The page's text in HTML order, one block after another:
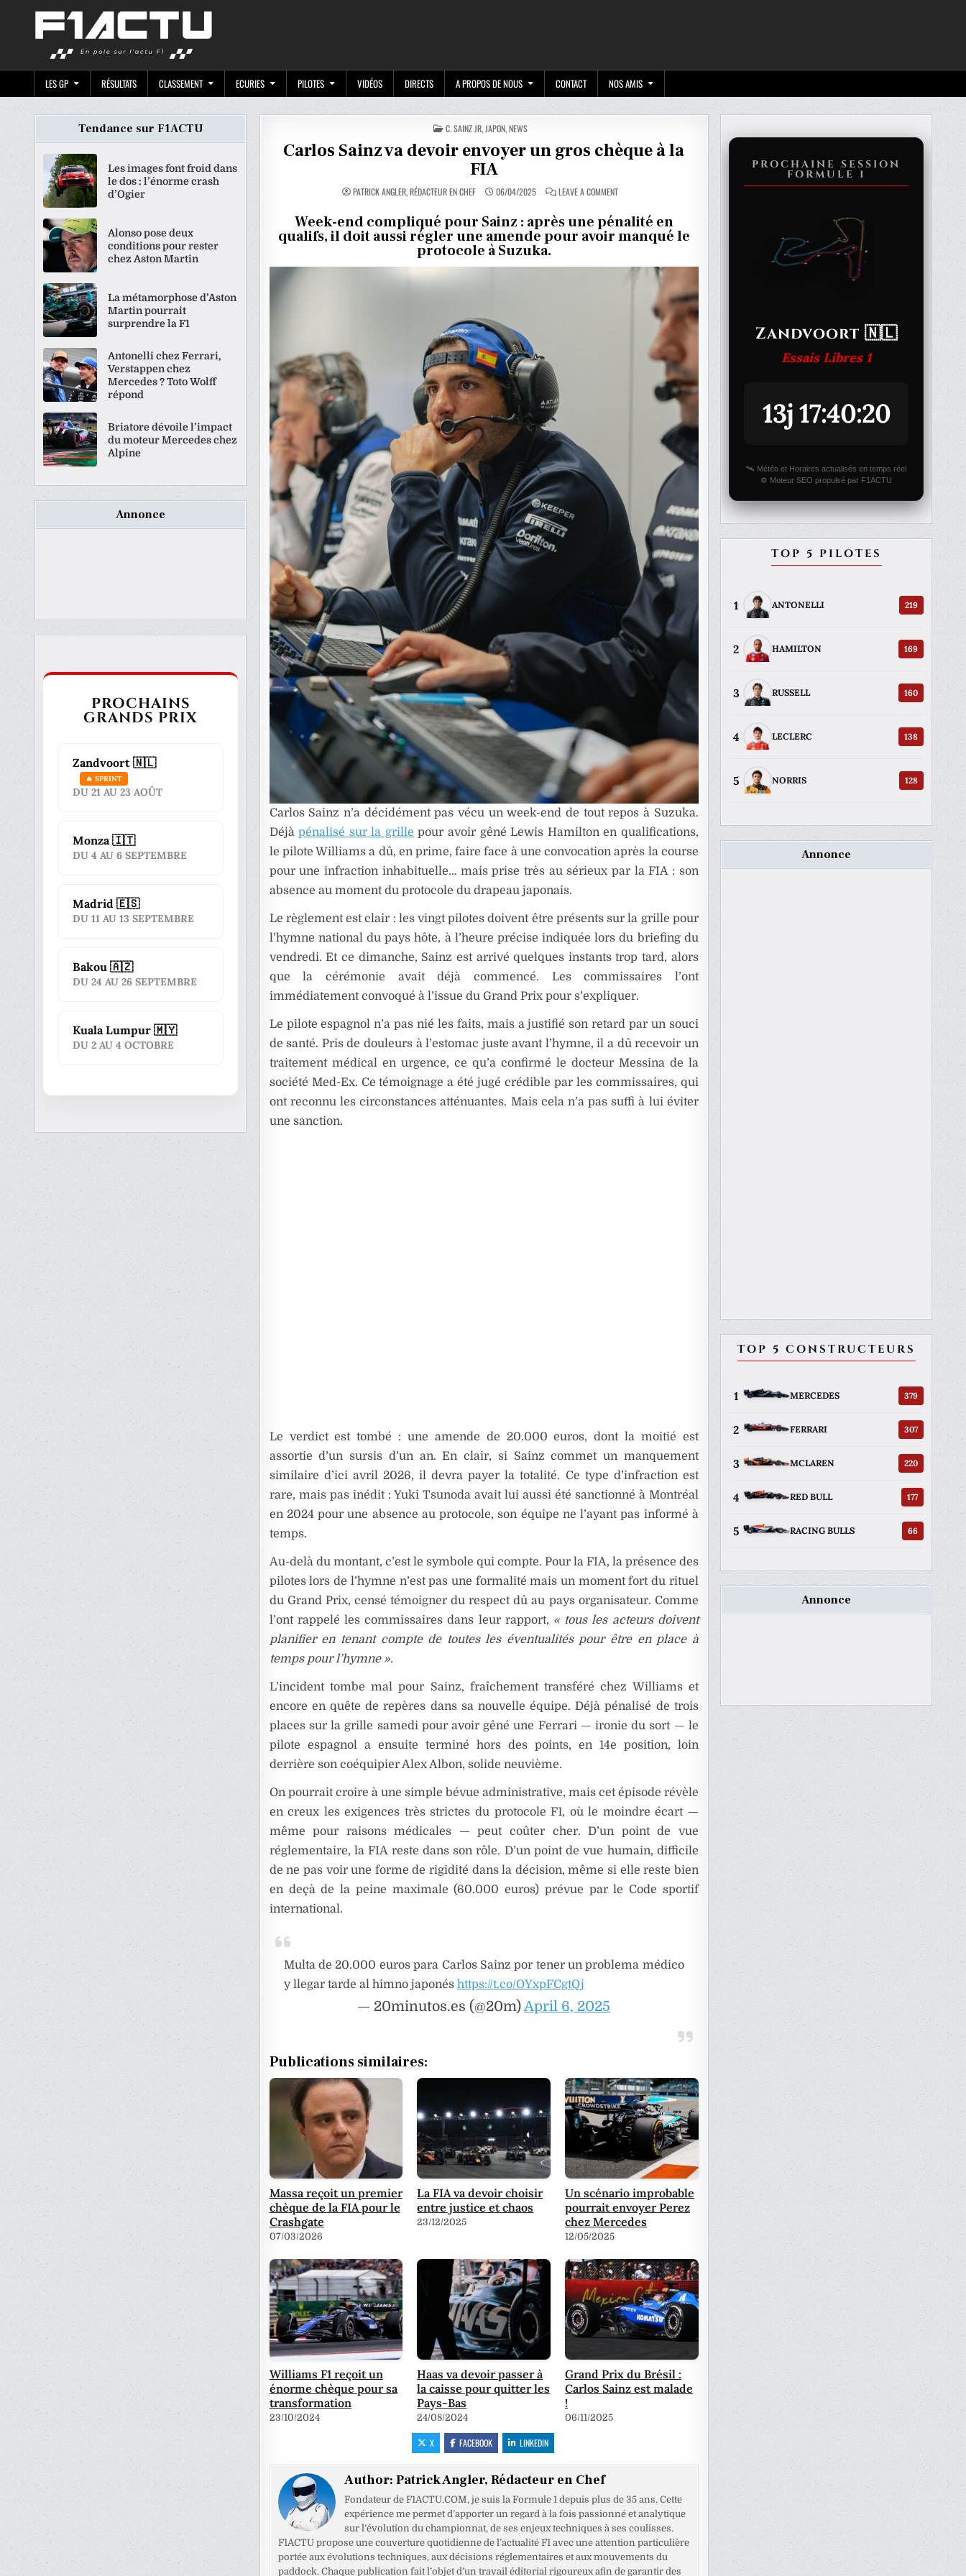
LES GP RÉSULTATS CLASSEMENT ECURIES PILOTES VIDÉOS DIRECTS A PROPOS DE NOUS CONTACT NOS AMIS
POSTED
IN
C. SAINZ JR, JAPON,NEWS
Carlos Sainz va devoir envoyer un gros chèque à la
FIA
PATRICK ANGLER, RÉDACTEUR EN CHEF 06/04/2025 LEAVE A COMMENTON
VA
DEVOIR
ENVOYER
UN
À
Week-end compliqué pour Sainz : après une pénalité en
qualifs, il doit aussi régler une amende pour avoir manqué le
protocole à Suzuka.
Carlos Sainz n’a décidément pas vécu un week-end de tout repos à Suzuka.
Déjàpénalisé sur la grille pour avoir gêné Lewis Hamilton en qualifications,
le pilote Williams a dû, en prime, faire face à une convocation après la course
pour une infraction inhabituelle… mais prise très au sérieux par la FIA : son
absence au moment du protocole du drapeau japonais.
Le règlement est clair : les vingt pilotes doivent être présents sur la grille pour
l’hymne national du pays hôte, à l’heure précise indiquée lors du briefing du
vendredi. Et ce dimanche, Sainz est arrivé quelques instants trop tard, alors
que la cérémonie avait déjà commencé. Les commissaires l’ont
immédiatement convoqué à l’issue du Grand Prix pour s’expliquer.
Le pilote espagnol n’a pas nié les faits, mais a justifié son retard par un souci
de santé. Pris de douleurs à l’estomac juste avant l’hymne, il a dû recevoir un
traitement médical en urgence, ce qu’a confirmé le docteur Messina de la
société Med-Ex. Ce témoignage a été jugé crédible par les commissaires, qui
ont reconnu les circonstances atténuantes. Mais cela n’a pas suffi à lui éviter
une sanction.
Le verdict est tombé : une amende de 20.000 euros, dont la moitié est
assortie d’un sursis d’un an. En clair, si Sainz commet un manquement
similaire d’ici avril 2026, il devra payer la totalité. Ce type d’infraction est
rare, mais pas inédit : Yuki Tsunoda avait lui aussi été sanctionné à Montréal
en 2024 pour une absence au protocole, son équipe ne l’ayant pas informé à
temps.
Au-delà du montant, c’est le symbole qui compte. Pour la FIA, la présence des
pilotes lors de l’hymne n’est pas une formalité mais un moment fort du rituel
du Grand Prix, censé témoigner du respect dû au pays organisateur. Comme
l’ont rappelé les commissaires dans leur rapport, « tous les acteurs doivent
planifier en tenant compte de toutes les éventualités pour être en place à
temps pour l’hymne ».
L’incident tombe mal pour Sainz, fraîchement transféré chez Williams et
encore en quête de repères dans sa nouvelle équipe. Déjà pénalisé de trois
places sur la grille samedi pour avoir gêné une Ferrari — ironie du sort — le
pilote espagnol a ensuite terminé hors des points, en 14e position, loin
derrière son coéquipier Alex Albon, solide neuvième.
On pourrait croire à une simple bévue administrative, mais cet épisode révèle
en creux les exigences très strictes du protocole F1, où le moindre écart —
même pour raisons médicales — peut coûter cher. D’un point de vue
réglementaire, la FIA reste dans son rôle. D’un point de vue humain, difficile
de ne pas voir une forme de rigidité dans la décision, même si elle reste bien
en deçà de la peine maximale (60.000 euros) prévue par le Code sportif
international.
Multa de 20.000 euros para Carlos Sainz por tener un problema médico
y llegar tarde al himno japonés https://t.co/OYxpFCgtQj
— 20minutos.es (@20m)April 6, 2025
Publications similaires:
Massa reçoit un premier
chèque de la FIA pour le
Crashgate
07/03/2026
La FIA va devoir choisir
entre justice et chaos
23/12/2025
Un scénario improbable
pourrait envoyer Perez
chez Mercedes
12/05/2025
Williams F1 reçoit un
énorme chèque pour sa
transformation
23/10/2024
Haas va devoir passer à
la caisse pour quitter les
Pays-Bas
24/08/2024
Grand Prix du Brésil :
Carlos Sainz est malade
!
06/11/2025
X FACEBOOK LINKEDIN
Author: Patrick Angler, Rédacteur en Chef
Fondateur de F1ACTU.COM, je suis la Formule 1 depuis plus de 35 ans. Cette
expérience me permet d’apporter un regard à la fois passionné et analytique
sur l’évolution du championnat, de ses enjeux techniques à ses coulisses.
F1ACTU propose une couverture quotidienne de l’actualité F1 avec une attention particulière
portée aux évolutions techniques, aux décisions réglementaires et aux mouvements du
paddock. Chaque publication fait l’objet d’un travail éditorial rigoureux afin de garantir des
Tendance sur F1ACTU
Les images font froid dans
le dos : l’énorme crash
d’Ogier
Alonso pose deux
conditions pour rester
chez Aston Martin
La métamorphose d’Aston
Martin pourrait
surprendre la F1
Antonelli chez Ferrari,
Verstappen chez
Mercedes ? Toto Wolff
répond
Briatore dévoile l’impact
du moteur Mercedes chez
Alpine
Annonce
PROCHAINS
GRANDS PRIX
Zandvoort 🇳🇱
🔥 SPRINT
DU 21 AU 23 AOÛT
Monza 🇮🇹
DU 4 AU 6 SEPTEMBRE
Madrid 🇪🇸
DU 11 AU 13 SEPTEMBRE
Bakou 🇦🇿
DU 24 AU 26 SEPTEMBRE
Kuala Lumpur 🇲🇾
DU 2 AU 4 OCTOBRE
PROCHAINE SESSION
FORMULE 1
Zandvoort 🇳🇱
Essais Libres 1
13j 17:40:20
🛰️ Météo et Horaires actualisés en temps réel
⚙️ Moteur SEO propulsé par F1ACTU
TOP 5 PILOTES
1 ANTONELLI 219
2 HAMILTON 169
3 RUSSELL 160
4 LECLERC 138
5 NORRIS 128
Annonce
TOP 5 CONSTRUCTEURS
1 MERCEDES 379
2 FERRARI 307
3 MCLAREN 220
4 RED BULL 177
5 RACING BULLS 66
Annonce